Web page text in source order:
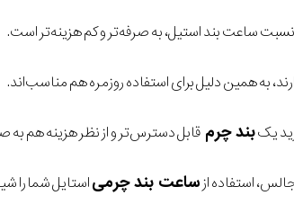
ساعت بند استیل، به صرفه‌تر و کم هزینه‌تر است.
به همین دلیل برای استفاده روزمره هم مناسب‌اند.
یکبند چرم قابل دسترس‌تر و از نظر هزینه هم به
استفاده ازساعت بند چرمیاستایل شما را